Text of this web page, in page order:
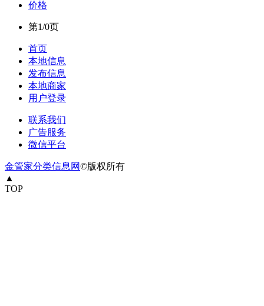
价格
第1/0页
首页
本地信息
发布信息
本地商家
用户登录
联系我们
广告服务
微信平台
金管家分类信息网©版权所有
▲
TOP